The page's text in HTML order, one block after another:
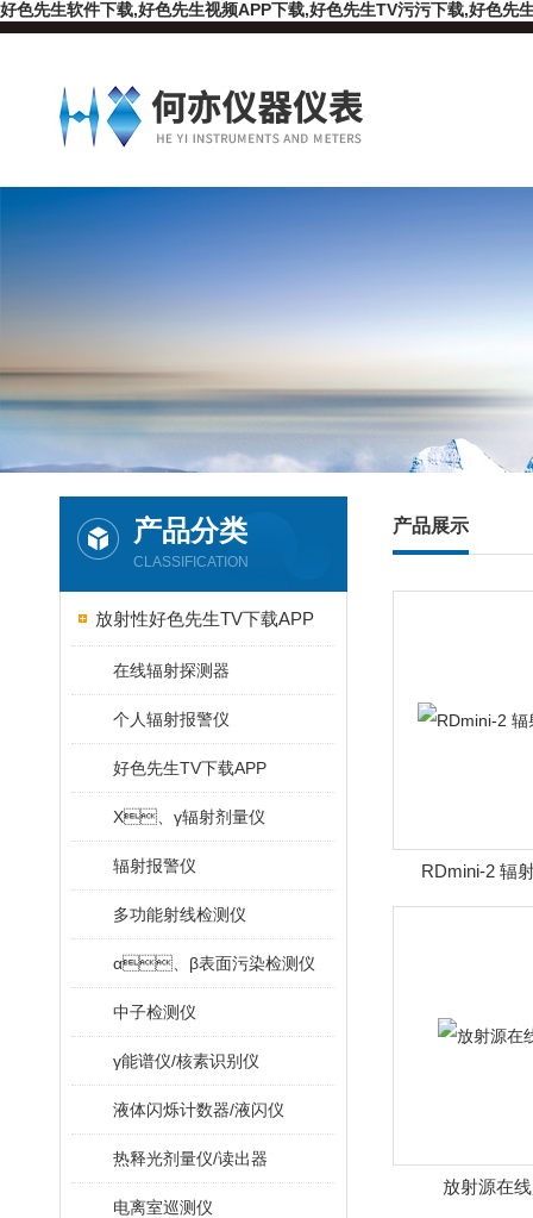
好色先生软件下载,好色先生视频APP下载,好色先生TV污污下载,好色先
产品分类
CLASSIFICATION
放射性好色先生TV下载APP
在线辐射探测器
个人辐射报警仪
好色先生TV下载APP
X、γ辐射剂量仪
辐射报警仪
多功能射线检测仪
α、β表面污染检测仪
中子检测仪
γ能谱仪/核素识别仪
液体闪烁计数器/液闪仪
热释光剂量仪/读出器
电离室巡测仪
产品展示
RDmini-2 辐
放射源在